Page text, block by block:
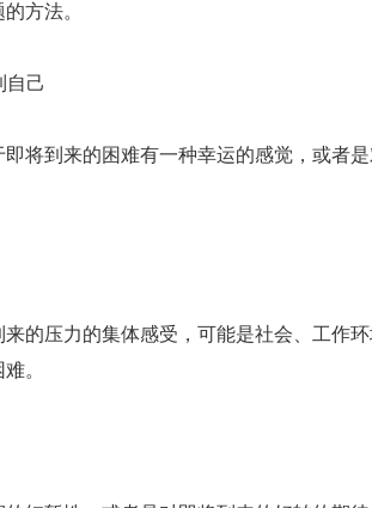
方法。
自己
将到来的困难有一种幸运的感觉，或者
的压力的集体感受，可能是社会、工作
。